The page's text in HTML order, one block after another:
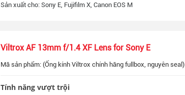
Sản xuất cho: Sony E, Fujifilm X, Canon EOS M
Viltrox AF 13mm f/1.4 XF Lens for Sony E
Mã sản phẩm: (Ống kính Viltrox chính hãng fullbox, nguyên seal)
Tính năng vượt trội